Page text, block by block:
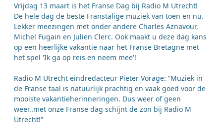
Vrijdag 13 maart is het Franse Dag bij Radio M Utrecht!
De hele dag de beste Franstalige muziek van toen en nu.
Lekker meezingen met onder andere Charles Aznavour,
Michel Fugain en Julien Clerc. Ook maakt u deze dag kans
op een heerlijke vakantie naar het Franse Bretagne met
het spel 'Ik ga op reis en neem mee'!
Radio M Utrecht eindredacteur Pieter Vorage: “Muziek in
de Franse taal is natuurlijk prachtig en vaak goed voor de
mooiste vakantieherinneringen. Dus weer of geen
weer..met onze Franse dag schijnt de zon bij Radio M
Utrecht!”